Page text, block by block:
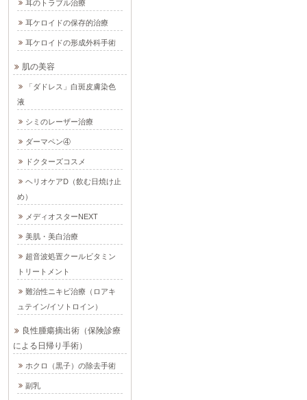
耳のトラブル治療
耳ケロイドの保存的治療
耳ケロイドの形成外科手術
肌の美容
「ダドレス」白斑皮膚染色
液
シミのレーザー治療
ダーマペン④
ドクターズコスメ
ヘリオケアD（飲む日焼け止
め）
メディオスターNEXT
美肌・美白治療
超音波処置クールビタミン
トリートメント
難治性ニキビ治療（ロアキ
ュテイン/イソトロイン）
良性腫瘍摘出術（保険診療
による日帰り手術）
ホクロ（黒子）の除去手術
副乳